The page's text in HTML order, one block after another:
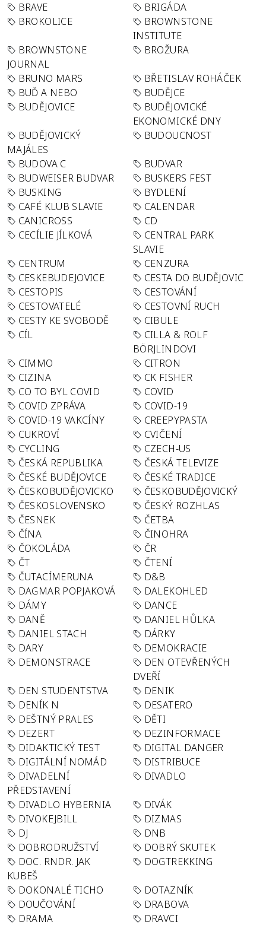
BRAVE
BRIGÁDA
BROKOLICE
BROWNSTONE
INSTITUTE
BROWNSTONE
JOURNAL
BROŽURA
BRUNO MARS
BŘETISLAV ROHÁČEK
BUĎ A NEBO
BUDĚJCE
BUDĚJOVICE
BUDĚJOVICKÉ
EKONOMICKÉ DNY
BUDĚJOVICKÝ
MAJÁLES
BUDOUCNOST
BUDOVA C
BUDVAR
BUDWEISER BUDVAR
BUSKERS FEST
BUSKING
BYDLENÍ
CAFÉ KLUB SLAVIE
CALENDAR
CANICROSS
CD
CECÍLIE JÍLKOVÁ
CENTRAL PARK
SLAVIE
CENTRUM
CENZURA
CESKEBUDEJOVICE
CESTA DO BUDĚJOVIC
CESTOPIS
CESTOVÁNÍ
CESTOVATELÉ
CESTOVNÍ RUCH
CESTY KE SVOBODĚ
CIBULE
CÍL
CILLA & ROLF
BÖRJLINDOVI
CIMMO
CITRON
CIZINA
CK FISHER
CO TO BYL COVID
COVID
COVID ZPRÁVA
COVID-19
COVID-19 VAKCÍNY
CREEPYPASTA
CUKROVÍ
CVIČENÍ
CYCLING
CZECH-US
ČESKÁ REPUBLIKA
ČESKÁ TELEVIZE
ČESKÉ BUDĚJOVICE
ČESKÉ TRADICE
ČESKOBUDĚJOVICKO
ČESKOBUDĚJOVICKÝ
ČESKOSLOVENSKO
ČESKÝ ROZHLAS
ČESNEK
ČETBA
ČÍNA
ČINOHRA
ČOKOLÁDA
ČR
ČT
ČTENÍ
ČUTACÍMERUNA
D&B
DAGMAR POPJAKOVÁ
DALEKOHLED
DÁMY
DANCE
DANĚ
DANIEL HŮLKA
DANIEL STACH
DÁRKY
DARY
DEMOKRACIE
DEMONSTRACE
DEN OTEVŘENÝCH
DVEŘÍ
DEN STUDENTSTVA
DENIK
DENÍK N
DESATERO
DEŠTNÝ PRALES
DĚTI
DEZERT
DEZINFORMACE
DIDAKTICKÝ TEST
DIGITAL DANGER
DIGITÁLNÍ NOMÁD
DISTRIBUCE
DIVADELNÍ
PŘEDSTAVENÍ
DIVADLO
DIVADLO HYBERNIA
DIVÁK
DIVOKEJBILL
DIZMAS
DJ
DNB
DOBRODRUŽSTVÍ
DOBRÝ SKUTEK
DOC. RNDR. JAK
KUBEŠ
DOGTREKKING
DOKONALÉ TICHO
DOTAZNÍK
DOUČOVÁNÍ
DRABOVA
DRAMA
DRAVCI